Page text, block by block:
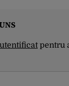
pentru